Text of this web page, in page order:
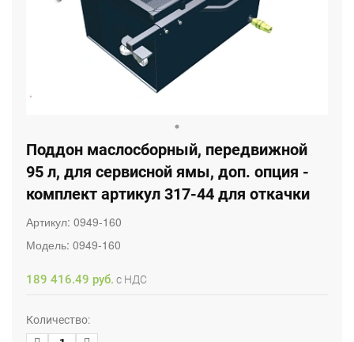
Поддон маслосборный, передвижной
95 л, для сервисной ямы, доп. опция -
комплект артикул 317-44 для откачки
Артикул: 0949-160
Модель: 0949-160
189 416.49 руб. с НДС
Количество: